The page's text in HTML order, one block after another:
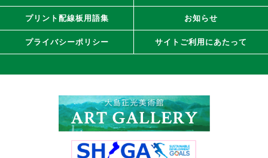
プリント配線板用語集 お知らせ
プライバシーポリシー サイトご利用にあたって